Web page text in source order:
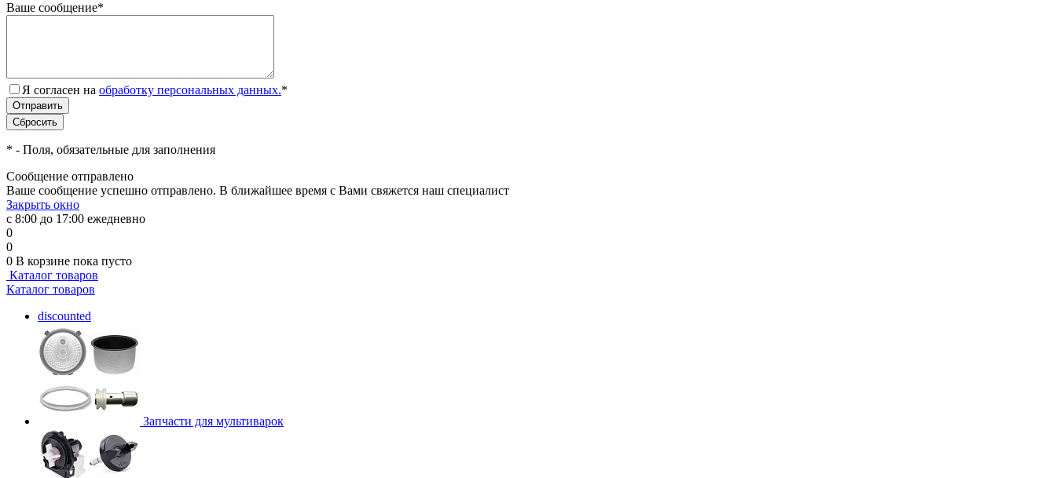
Ваше сообщение*
Я согласен на обработку персональных данных.*
* - Поля, обязательные для заполнения
Сообщение отправлено
Ваше сообщение успешно отправлено. В ближайшее время с Вами свяжется наш специалист
Закрыть окно
с 8:00 до 17:00 ежедневно
0
0
0 В корзине пока пусто
Каталог товаров
Каталог товаров
discounted
Запчасти для мультиварок